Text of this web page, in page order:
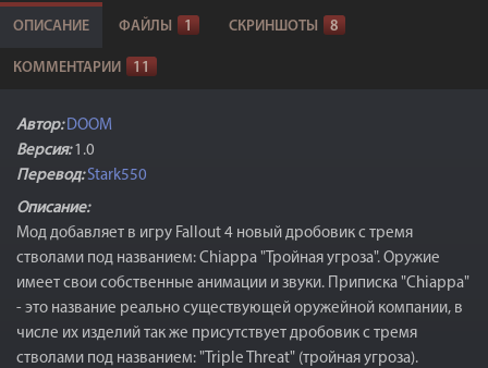
ОПИСАНИЕ ФАЙЛЫ 1 СКРИНШОТЫ 8
КОММЕНТАРИИ 11
Автор: DOOM
Версия:1.0
Перевод: Stark550
Описание:
Мод добавляет в игру Fallout 4 новый дробовик с тремя
стволами под названием: Chiappa "Тройная угроза". Оружие
имеет свои собственные анимации и звуки. Приписка "Chiappa"
- это название реально существующей оружейной компании, в
числе их изделий так же присутствует дробовик с тремя
стволами под названием: "Triple Threat" (тройная угроза).